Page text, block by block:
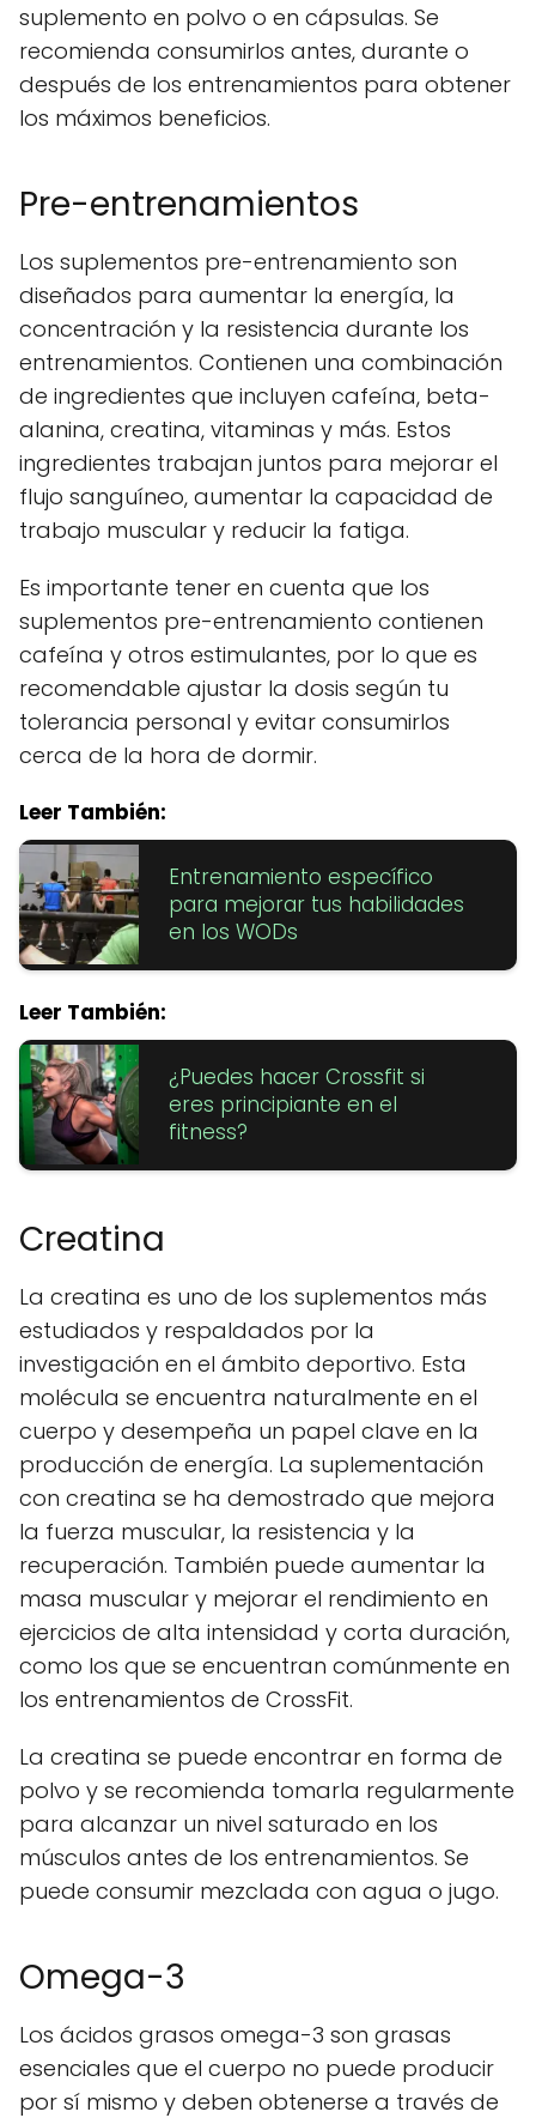
suplemento en polvo o en cápsulas. Se
recomienda consumirlos antes, durante o
después de los entrenamientos para obtener
los máximos beneficios.
Pre-entrenamientos
Los suplementos pre-entrenamiento son
diseñados para aumentar la energía, la
concentración y la resistencia durante los
entrenamientos. Contienen una combinación
de ingredientes que incluyen cafeína, beta-
alanina, creatina, vitaminas y más. Estos
ingredientes trabajan juntos para mejorar el
flujo sanguíneo, aumentar la capacidad de
trabajo muscular y reducir la fatiga.
Es importante tener en cuenta que los
suplementos pre-entrenamiento contienen
cafeína y otros estimulantes, por lo que es
recomendable ajustar la dosis según tu
tolerancia personal y evitar consumirlos
cerca de la hora de dormir.
Leer También:
Entrenamiento específico
para mejorar tus habilidades
en los WODs
Leer También:
¿Puedes hacer Crossfit si
eres principiante en el
fitness?
Creatina
La creatina es uno de los suplementos más
estudiados y respaldados por la
investigación en el ámbito deportivo. Esta
molécula se encuentra naturalmente en el
cuerpo y desempeña un papel clave en la
producción de energía. La suplementación
con creatina se ha demostrado que mejora
la fuerza muscular, la resistencia y la
recuperación. También puede aumentar la
masa muscular y mejorar el rendimiento en
ejercicios de alta intensidad y corta duración,
como los que se encuentran comúnmente en
los entrenamientos de CrossFit.
La creatina se puede encontrar en forma de
polvo y se recomienda tomarla regularmente
para alcanzar un nivel saturado en los
músculos antes de los entrenamientos. Se
puede consumir mezclada con agua o jugo.
Omega-3
Los ácidos grasos omega-3 son grasas
esenciales que el cuerpo no puede producir
por sí mismo y deben obtenerse a través de